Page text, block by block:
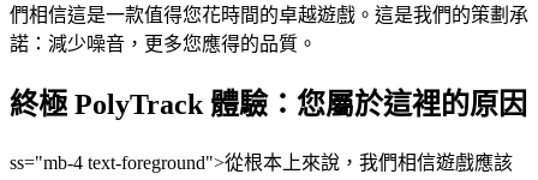
們相信這是一款值得您花時間的卓越遊戲。這是我們的策劃承
諾：減少噪音，更多您應得的品質。
終極 PolyTrack 體驗：您屬於這裡的原因
ss="mb-4 text-foreground">從根本上來說，我們相信遊戲應該